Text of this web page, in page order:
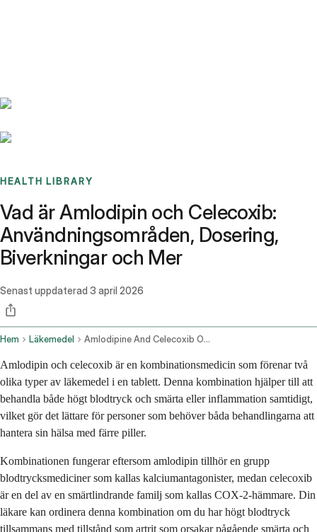
HEALTH LIBRARY
Vad är Amlodipin och Celecoxib:
Användningsområden, Dosering,
Biverkningar och Mer
Senast uppdaterad 3 april 2026
Hem Läkemedel Amlodipine And Celecoxib Oral Route
Amlodipin och celecoxib är en kombinationsmedicin som förenar två
olika typer av läkemedel i en tablett. Denna kombination hjälper till att
behandla både högt blodtryck och smärta eller inflammation samtidigt,
vilket gör det lättare för personer som behöver båda behandlingarna att
hantera sin hälsa med färre piller.
Kombinationen fungerar eftersom amlodipin tillhör en grupp
blodtrycksmediciner som kallas kalciumantagonister, medan celecoxib
är en del av en smärtlindrande familj som kallas COX-2-hämmare. Din
läkare kan ordinera denna kombination om du har högt blodtryck
tillsammans med tillstånd som artrit som orsakar pågående smärta och